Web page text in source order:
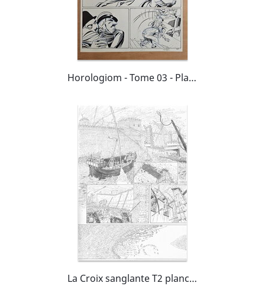
Horologiom - Tome 03 - Planche 26
La Croix sanglante T2 planche 50